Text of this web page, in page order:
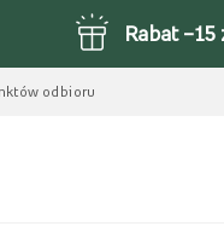
Rabat
odbioru